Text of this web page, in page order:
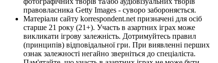
правовласника Getty Images - суворо забороняється.
Матеріали сайту korrespondent.net призначені для осіб
старше 21 року (21+). Участь в азартних іграх може
викликати ігрову залежність. Дотримуйтесь правил
(принципів) відповідальної гри. При виявленні перших
ознак залежності негайно зверніться до спеціаліста.